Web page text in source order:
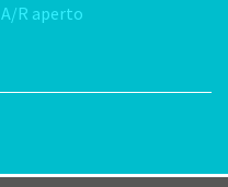
A/R aperto